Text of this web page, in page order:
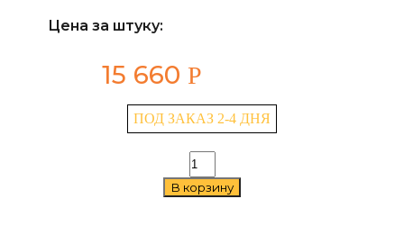
Цена за штуку:
15 660 Р
ПОД ЗАКАЗ 2-4 ДНЯ
Количество
товара
Continental
В корзину